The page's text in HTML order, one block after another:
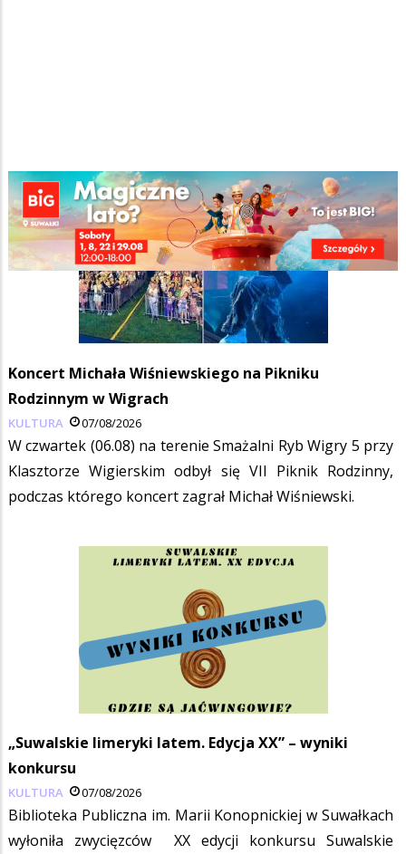
Koncert Michała Wiśniewskiego na Pikniku
Rodzinnym w Wigrach
KULTURA 07/08/2026
W czwartek (06.08) na terenie Smażalni Ryb Wigry 5 przy
Klasztorze Wigierskim odbył się VII Piknik Rodzinny,
podczas którego koncert zagrał Michał Wiśniewski.
„Suwalskie limeryki latem. Edycja XX” – wyniki
konkursu
KULTURA 07/08/2026
Biblioteka Publiczna im. Marii Konopnickiej w Suwałkach
wyłoniła zwycięzców XX edycji konkursu Suwalskie